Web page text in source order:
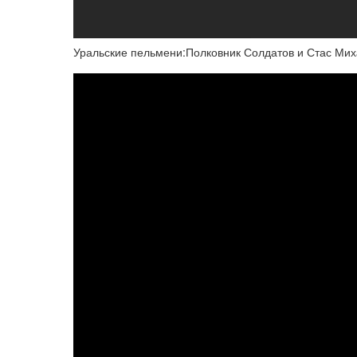
Уральские пельмени:Полковник Солдатов и Стас